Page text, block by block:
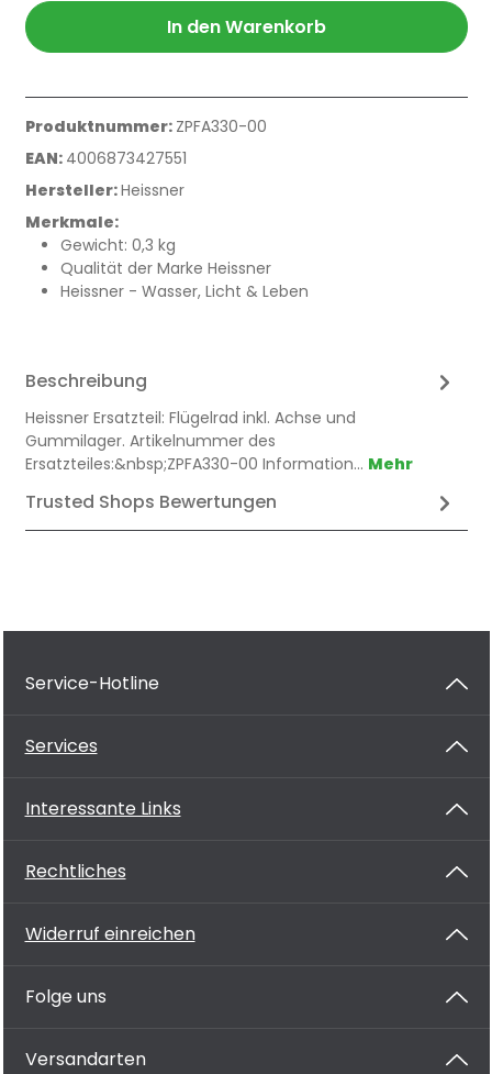
In den Warenkorb
Produktnummer: ZPFA330-00
EAN: 4006873427551
Hersteller:Heissner
Merkmale:
Gewicht: 0,3 kg
Qualität der Marke Heissner
Heissner - Wasser, Licht & Leben
Beschreibung
Heissner Ersatzteil: Flügelrad inkl. Achse und
Gummilager. Artikelnummer des
Ersatzteiles:&nbsp;ZPFA330-00 Information… Mehr
Trusted Shops Bewertungen
Service-Hotline
Services
Interessante Links
Rechtliches
Widerruf einreichen
Folge uns
Versandarten